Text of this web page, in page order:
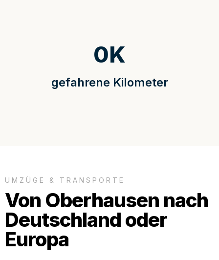
gefahrene Kilometer
0K
UMZÜGE & TRANSPORTE
Von Oberhausen nach
Deutschland oder
Europa